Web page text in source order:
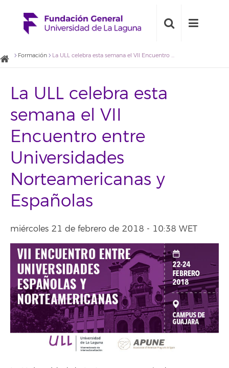
Formación La ULL celebra esta semana el VII Encuentro entre Universidades Norteamericanas y Españolas
La ULL celebra esta
semana el VII
Encuentro entre
Universidades
Norteamericanas y
Españolas
miércoles 21 de febrero de 2018 - 10:38 WET